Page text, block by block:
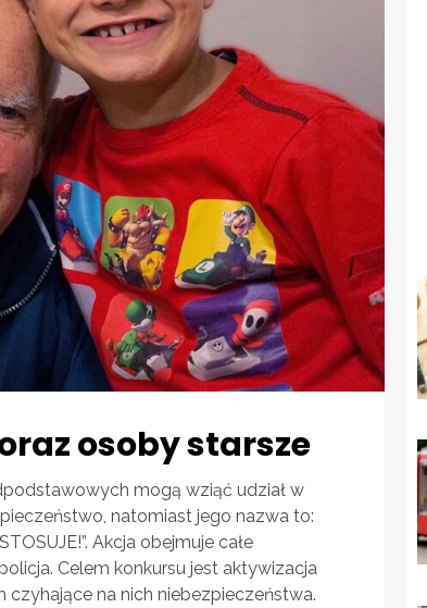
osoby starsze
mogą wziąć udział w
natomiast jego nazwa to:
Akcja obejmuje całe
Celem konkursu jest aktywizacja
czyhające na nich niebezpieczeństwa.